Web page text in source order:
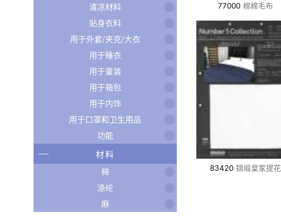
清凉材料
贴身衣料
用于外套/夹克/大衣
用于睡衣
用于童装
用于箱包
用于内饰
用于口罩和卫生用品
功能
材料
棉
涤纶
麻
77000 棉棉毛布
83420 锦缎皇家提花